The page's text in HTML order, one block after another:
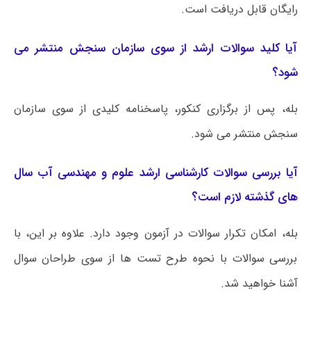
رایگان قابل دریافت است.
آیا کلید سوالات ارشد از سوی سازمان سنجش منتشر می
شود؟
بله، پس از برگزاری کنکور، پاسخنامه کلیدی از سوی سازمان
سنجش منتشر می شود.
آیا بررسی سوالات کارشناسی ارشد علوم و مهندسی آب سال
های گذشته لازم است؟
بله، امکان تکرار سوالات در آزمون وجود دارد. علاوه بر این، با
بررسی سوالات با نحوه طرح تست ها از سوی طراحان سوال
آشنا خواهید شد.